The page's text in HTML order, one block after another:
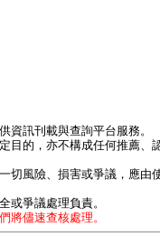
資訊刊載與查詢平台服務。
目的，亦不構成任何推薦、
切風險、損害或爭議，應由
或爭議處理負責。
將儘速查核處理。